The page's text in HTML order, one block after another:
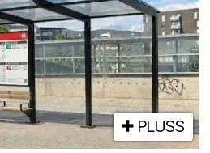
PLUSS